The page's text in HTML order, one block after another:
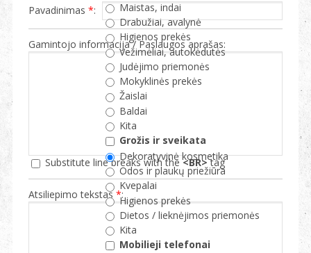
Maistas, indai
Drabužiai, avalynė
Higienos prekės
Vežimėliai, autokėdutės
Judėjimo priemonės
Mokyklinės prekės
Žaislai
Baldai
Kita
Grožis ir sveikata
Dekoratyvinė kosmetika
Odos ir plaukų priežiūra
Kvepalai
Higienos prekės
Dietos / lieknėjimos priemonės
Kita
Mobilieji telefonai
Pavadinimas *:
Gamintojo informacija / Paslaugos aprašas:
Substitute line breaks with the<BR>tag
Atsiliepimo tekstas*: